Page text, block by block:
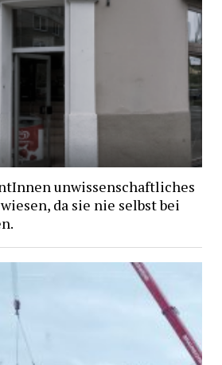
unwissenschaftliches
da sie nie selbst bei